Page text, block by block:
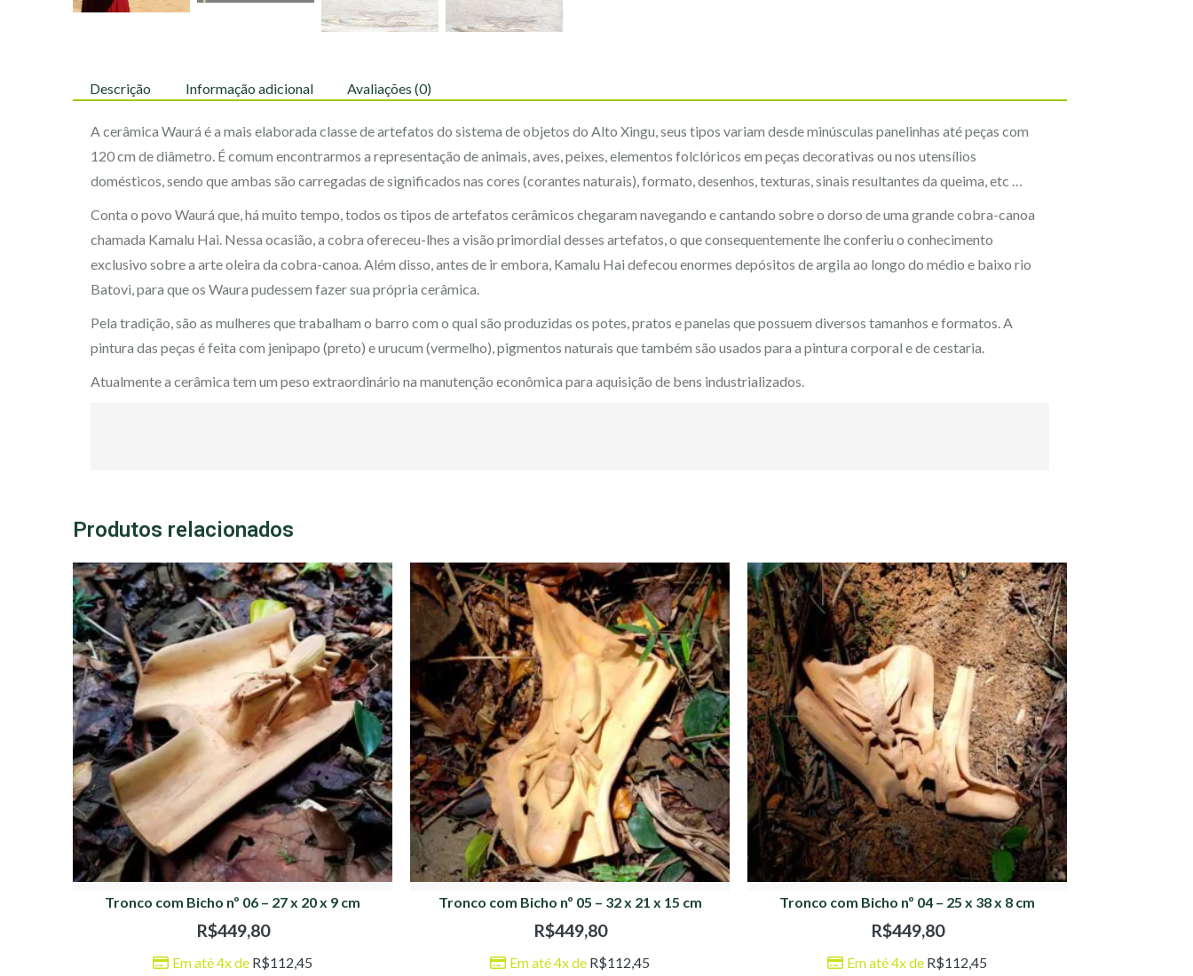
Descrição Informação adicional Avaliações (0)
A cerâmica Waurá é a mais elaborada classe de artefatos do sistema de objetos do Alto Xingu, seus tipos variam desde minúsculas panelinhas até peças com
120 cm de diâmetro. É comum encontrarmos a representação de animais, aves, peixes, elementos folclóricos em peças decorativas ou nos utensílios
domésticos, sendo que ambas são carregadas de significados nas cores (corantes naturais), formato, desenhos, texturas, sinais resultantes da queima, etc …
Conta o povo Waurá que, há muito tempo, todos os tipos de artefatos cerâmicos chegaram navegando e cantando sobre o dorso de uma grande cobra-canoa
chamada Kamalu Hai. Nessa ocasião, a cobra ofereceu-lhes a visão primordial desses artefatos, o que consequentemente lhe conferiu o conhecimento
exclusivo sobre a arte oleira da cobra-canoa. Além disso, antes de ir embora, Kamalu Hai defecou enormes depósitos de argila ao longo do médio e baixo rio
Batovi, para que os Waura pudessem fazer sua própria cerâmica.
Pela tradição, são as mulheres que trabalham o barro com o qual são produzidas os potes, pratos e panelas que possuem diversos tamanhos e formatos. A
pintura das peças é feita com jenipapo (preto) e urucum (vermelho), pigmentos naturais que também são usados para a pintura corporal e de cestaria.
Atualmente a cerâmica tem um peso extraordinário na manutenção econômica para aquisição de bens industrializados.
Produtos relacionados
Tronco com Bicho nº 06 – 27 x 20 x 9 cm
R$449,80
Em até 4x de R$112,45
Tronco com Bicho nº 05 – 32 x 21 x 15 cm
R$449,80
Em até 4x de R$112,45
Tronco com Bicho nº 04 – 25 x 38 x 8 cm
R$449,80
Em até 4x de R$112,45